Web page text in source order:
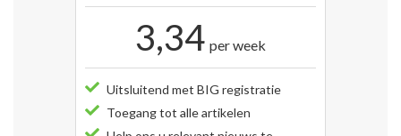
3,34 per week
Uitsluitend met BIG registratie
Toegang tot alle artikelen